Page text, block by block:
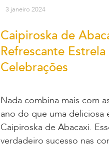
3 janeiro 2024
Caipiroska de
Refrescante
Celebrações
Nada combina mais com
ano do que uma deliciosa
Caipiroska de Abacaxi.
verdadeiro sucesso nas